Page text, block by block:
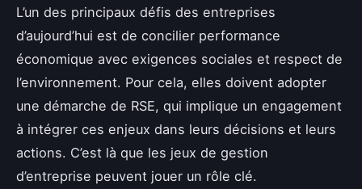
L’un des principaux défis des entreprises
d’aujourd’hui est de concilier performance
économique avec exigences sociales et respect de
l’environnement. Pour cela, elles doivent adopter
une démarche de RSE, qui implique un engagement
à intégrer ces enjeux dans leurs décisions et leurs
actions. C’est là que les jeux de gestion
d’entreprise peuvent jouer un rôle clé.